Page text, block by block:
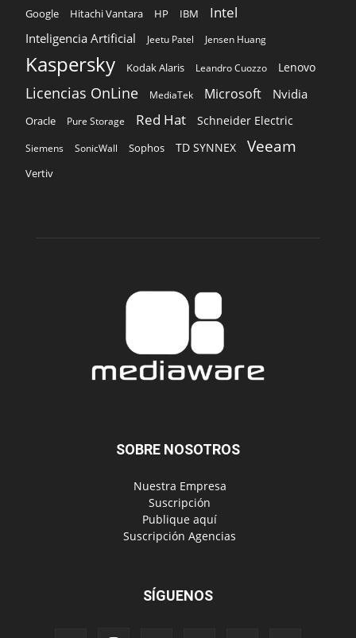
Google Hitachi Vantara HP IBM Intel
Inteligencia Artificial Jeetu Patel Jensen Huang
Kaspersky Kodak Alaris Leandro Cuozzo Lenovo
Licencias OnLine MediaTek Microsoft Nvidia
Oracle Pure Storage Red Hat Schneider Electric
Siemens SonicWall Sophos TD SYNNEX Veeam
Vertiv
SOBRE NOSOTROS
‎ Nuestra Empresa
‎ Suscripción
‎ Publique aquí
‎ Suscripción Agencias
SÍGUENOS